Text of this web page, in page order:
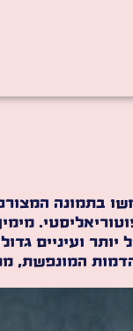
בתמונה
יותר ועיניים
המונפשת,